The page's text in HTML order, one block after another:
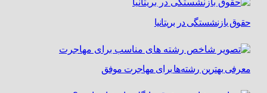
حقوق بازنشستگی در بریتانیا
معرفی بهترین رشته‌ها برای مهاجرت موفق